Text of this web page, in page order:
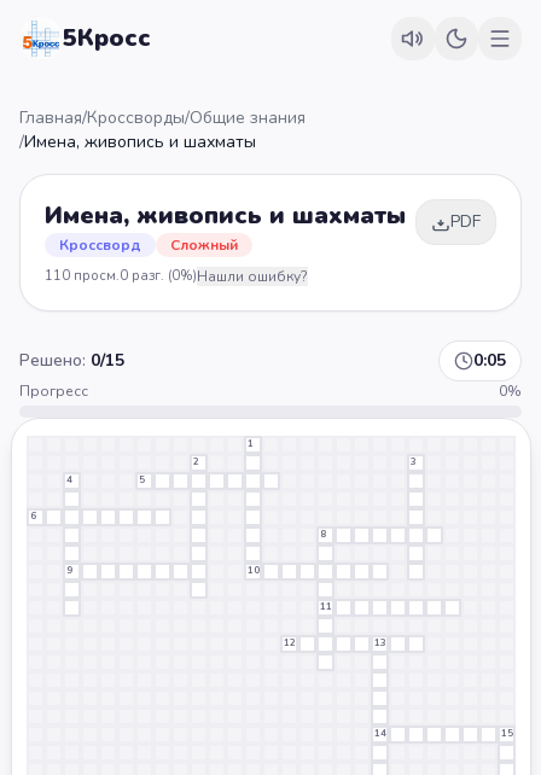
5Кросс
Главная/Кроссворды/Общие знания
/Имена, живопись и шахматы
Имена, живопись и шахматы
Кроссворд Сложный
PDF
110 просм.0 разг. (0%)Нашли ошибку?
Решено: 0/15 0:05
Прогресс 0%
1
2
3
4
5
6
8
9 10
11
12 13
14 15